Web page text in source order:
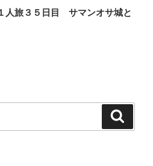
人旅３５日目 サマンオサ城と